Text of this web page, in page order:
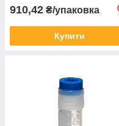
910,42 ₴/упаковка
Купити